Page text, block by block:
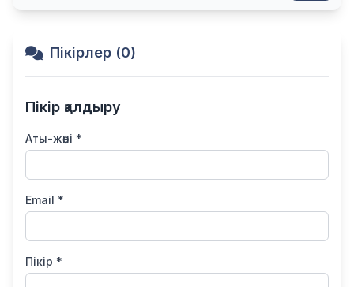
Пікірлер (0)
Пікір қалдыру
Аты-жөні *
Email *
Пікір *